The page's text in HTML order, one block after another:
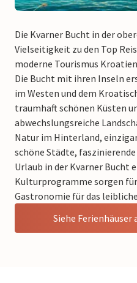
Die Kvarner Bucht in der
Vielseitigkeit zu den Top
moderne Tourismus
Die Bucht mit ihren Inseln
im Westen und dem
traumhaft schönen Küsten
abwechslungsreiche
Natur im Hinterland,
schöne Städte,
Urlaub in der Kvarner Bucht
Kulturprogramme sorgen
Gastronomie für das
Siehe Ferienhäuser